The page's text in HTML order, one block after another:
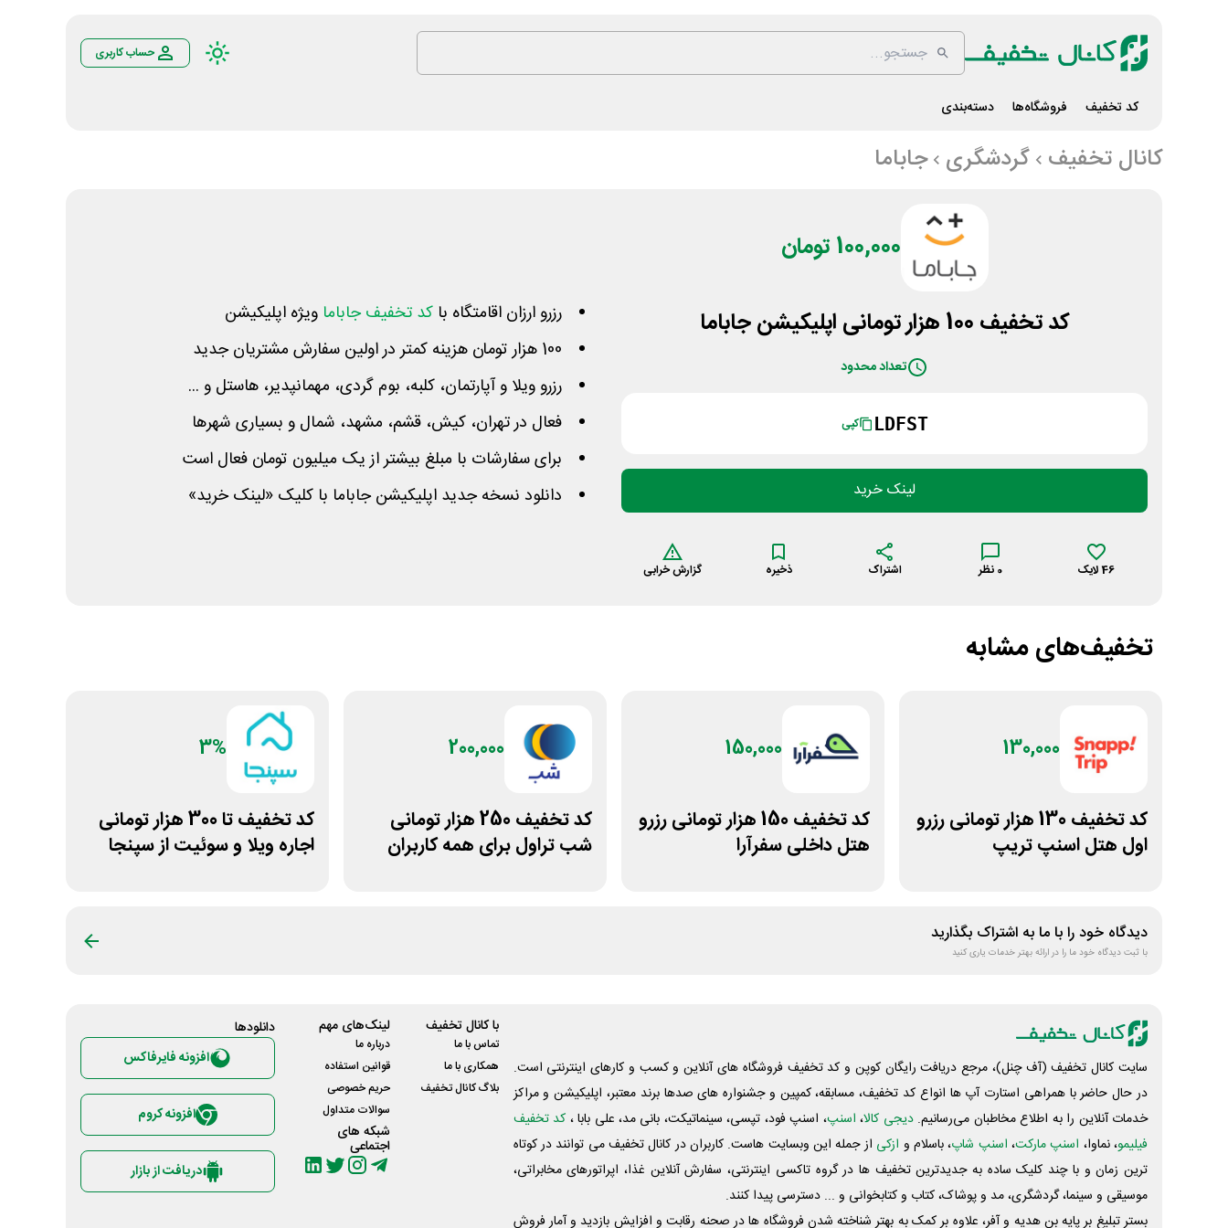
حساب کاربری
کد تخفیف فروشگاه‌ها دسته‌بندی
کانال تخفیف گردشگری جاباما
100,000 تومان
کد تخفیف 100 هزار تومانی اپلیکیشن جاباما
تعداد محدود
LDFST کپی
لینک خرید
46 لایک 0 نظر اشتراک ذخیره گزارش خرابی
رزرو ارزان اقامتگاه با کد تخفیف جاباما ویژه اپلیکیشن
100 هزار تومان هزینه کمتر در اولین سفارش مشتریان جدید
رزرو ویلا و آپارتمان، کلبه، بوم گردی، مهمانپدیر، هاستل و ...
فعال در تهران، کیش، قشم، مشهد، شمال و بسیاری شهرها
برای سفارشات با مبلغ بیشتر از یک میلیون تومان فعال است
دانلود نسخه جدید اپلیکیشن جاباما با کلیک «لینک خرید»
تخفیف‌های مشابه
130,000
کد تخفیف 130 هزار تومانی رزرو
اول هتل اسنپ تریپ
150,000
کد تخفیف 150 هزار تومانی رزرو
هتل داخلی سفرآرا
200,000
کد تخفیف 250 هزار تومانی
شب تراول برای همه کاربران
3%
کد تخفیف تا 300 هزار تومانی
اجاره ویلا و سوئیت از سپنجا
دیدگاه خود را با ما به اشتراک بگذارید
با ثبت دیدگاه خود ما را در ارائه بهتر خدمات یاری کنید
سایت کانال تخفیف (آف چنل)، مرجع دریافت رایگان کوپن و کد تخفیف فروشگاه های آنلاین و کسب و‌ کارهای اینترنتی است.
در حال حاضر با همراهی استارت آپ ها انواع کد تخفیف، مسابقه، کمپین و جشنواره های صدها برند معتبر، اپلیکیشن و مراکز
خدمات آنلاین را به اطلاع مخاطبان می‌رسانیم. دیجی کالا، اسنپ، اسنپ فود، تپسی، سینماتیکت، بانی مد، علی‌ بابا ، کد تخفیف
فیلیمو، نماوا، اسنپ مارکت، اسنپ شاپ، باسلام و ازکی از جمله این وبسایت ‌هاست. کاربران در کانال تخفیف می توانند در کوتاه
ترین زمان و با چند کلیک ساده به جدیدترین تخفیف ها در گروه تاکسی اینترنتی، سفارش آنلاین غذا، اپراتورهای مخابراتی،
موسیقی و سینما، گردشگری، مد و پوشاک، کتاب و کتابخوانی و ... دسترسی پیدا کنند.
بستر تبلیغ بر پایه بن هدیه و آفر، علاوه بر کمک به بهتر شناخته شدن فروشگاه ها در صحنه رقابت و افزایش بازدید و آمار فروش
با کانال تخفیف
تماس با ما
همکاری با ما
بلاگ کانال تخفیف
لینک‌های مهم
درباره ما
قوانین استفاده
حریم خصوصی
سوالات متداول
شبکه های
اجتماعی
دانلود‌ها
افزونه فایرفاکس
افزونه کروم
دریافت از بازار